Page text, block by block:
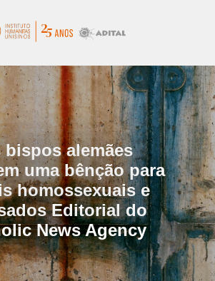
bispos alemães
uma bênção para
homossexuais e
Editorial do
News Agency